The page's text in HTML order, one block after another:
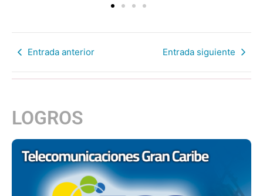
Entrada anterior Entrada siguiente
LOGROS